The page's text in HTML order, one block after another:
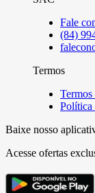
Fale
(84)
Termos
Termos
Política
Baixe nosso
Acesse ofertas